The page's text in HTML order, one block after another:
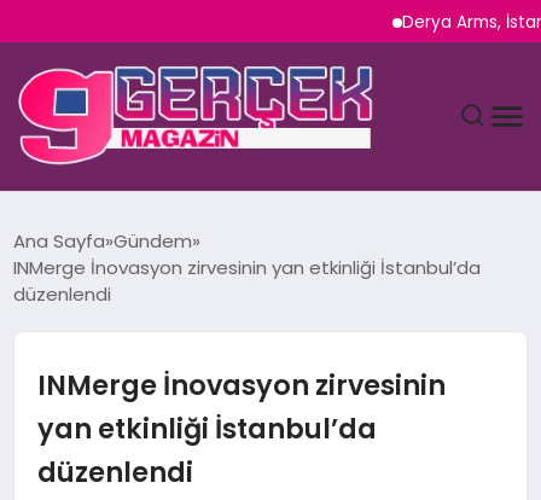
Derya Arms, İstanbul
YAŞAM
TEKNOLOJI
SAĞLIK
Ana Sayfa Gündem
INMerge İnovasyon zirvesinin yan etkinliği İstanbul’da
düzenlendi
INMerge İnovasyon zirvesinin
yan etkinliği İstanbul’da
düzenlendi